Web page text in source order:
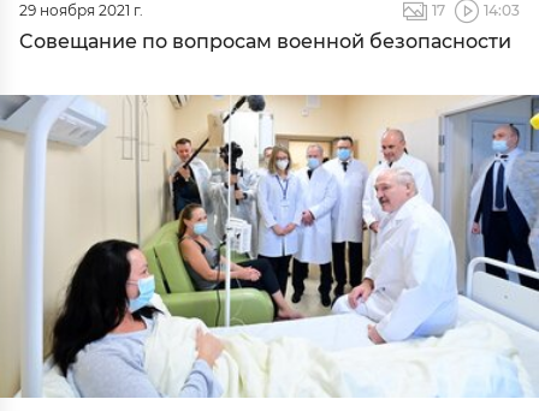
29 ноября 2021 г. 17 14:03
Cовещание по вопросам военной безопасности